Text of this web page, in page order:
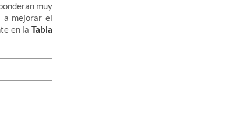
muy
mejorar el
en la Tabla